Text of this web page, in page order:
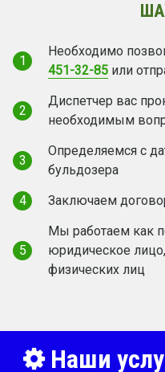
1
Необходимо
451-32-85 или
2
Диспетчер вас
необходимым
3
Определяемся с
бульдозера
4
Заключаем
5
Мы работаем как
юридическое
физических лиц
Наши